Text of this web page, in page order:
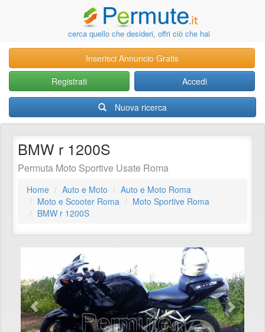
cerca quello che desideri, offri ciò che hai
Inserisci Annuncio Gratis
Registrati
Accedi
Nuova ricerca
BMW r 1200S
Permuta Moto Sportive Usate Roma
Home Auto e Moto
Auto e Moto Roma
Moto e Scooter Roma
Moto Sportive Roma
BMW r 1200S